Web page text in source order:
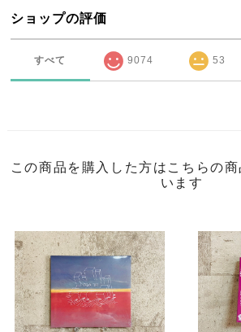
ショップの評価
すべて 9074 53
この商品を購入した方はこちらの
います